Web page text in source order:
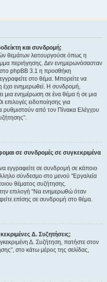
και συνδρομή;
θεμάτων λειτουργούσε όπως η
περιήγησης. Δεν ενημερωνόσασταν
phpBB 3.1 η προσθήκη
στο θέμα. Μπορείτε να
έχει ενημερωθεί. Η συνδρομή,
μια ενημέρωση σε ένα θέμα ή σε μια
ειδοποίησης για
ρυθμιστούν από τον Πίνακα Ελέγχου
σε συνδρομές σε συγκεκριμένα
εγγραφείτε σε συνδρομή σε κάποιο
σύνδεσμο στο μενού "Εργαλεία
θέματος συζήτησης.
επιλογή “Να ενημερωθώ όταν
επίσης σε συνδρομή στο θέμα.
Δ. Συζητήσεις;
Δ. Συζήτηση, πατήστε στον
στο κάτω μέρος της σελίδας,